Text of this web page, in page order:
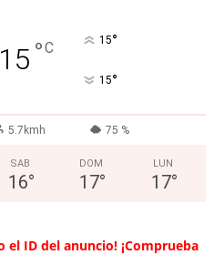
15 °C 15°
15°
5.7kmh 75 %
SAB
16°
DOM
17°
LUN
17°
el ID del anuncio! ¡Comprueba